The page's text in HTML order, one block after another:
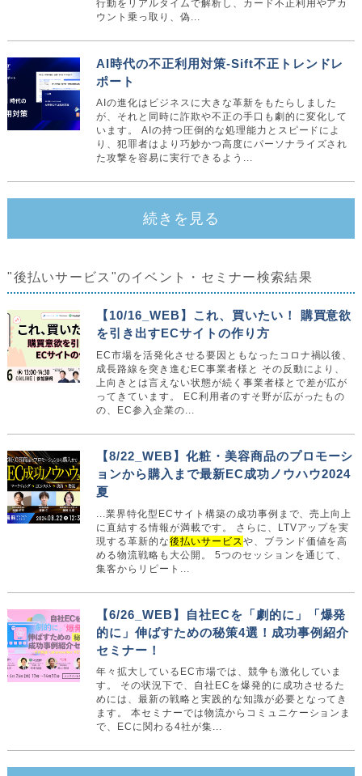
行動をリアルタイムで解析し、カード不正利用やアカ
ウント乗っ取り、偽...
AI時代の不正利用対策-Sift不正トレンドレ
ポート
AIの進化はビジネスに大きな革新をもたらしました
が、それと同時に詐欺や不正の手口も劇的に変化して
います。 AIの持つ圧倒的な処理能力とスピードによ
り、犯罪者はより巧妙かつ高度にパーソナライズされ
た攻撃を容易に実行できるよう...
続きを見る
"後払いサービス"のイベント・セミナー検索結果
【10/16_WEB】これ、買いたい！ 購買意欲
を引き出すECサイトの作り方
EC市場を活発化させる要因ともなったコロナ禍以後、
成長路線を突き進むEC事業者様と その反動により、
上向きとは言えない状態が続く事業者様とで差が広が
ってきています。 EC利用者のすそ野が広がったもの
の、EC参入企業の...
【8/22_WEB】化粧・美容商品のプロモーシ
ョンから購入まで最新EC成功ノウハウ2024
夏
...業界特化型ECサイト構築の成功事例まで、売上向上
に直結する情報が満載です。 さらに、LTVアップを実
現する革新的な後払いサービス や、ブランド価値を高
める物流戦略も大公開。 5つのセッションを通じて、
集客からリピート...
【6/26_WEB】自社ECを「劇的に」「爆発
的に」伸ばすための秘策4選！成功事例紹介
セミナー！
年々拡大しているEC市場では、競争も激化していま
す。 その状況下で、自社ECを爆発的に成功させるた
めには、最新の戦略と実践的な知識が必要となってき
ます。 本セミナーでは物流からコミュニケーションま
で、ECに関わる4社が集...